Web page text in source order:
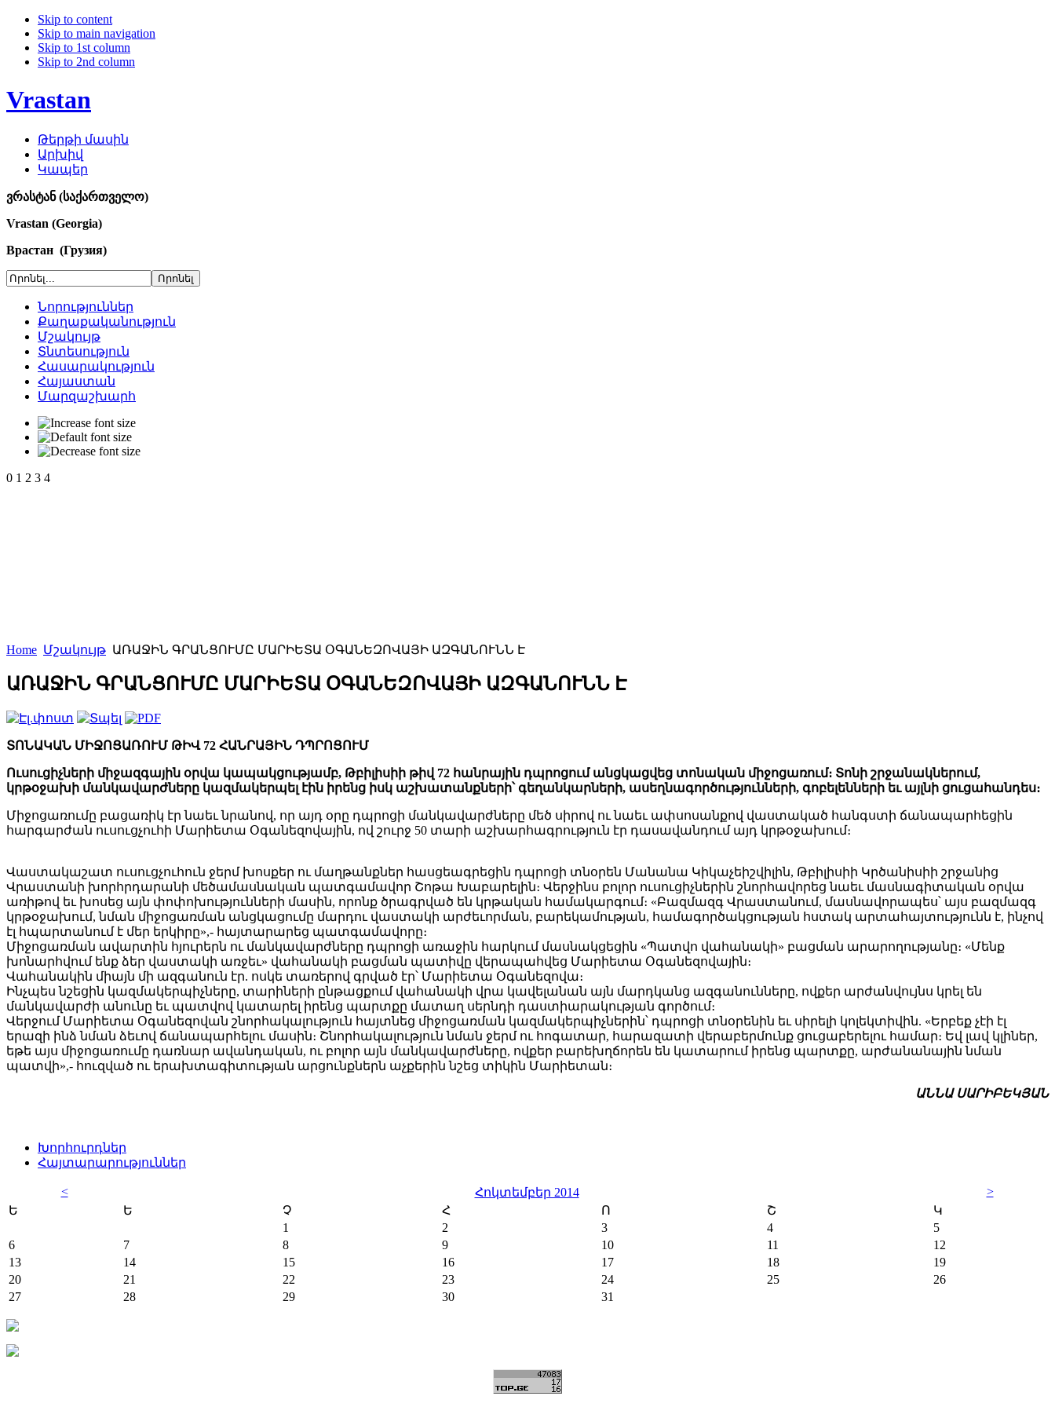
Skip to content
Skip to main navigation
Skip to 1st column
Skip to 2nd column
Vrastan
Թերթի մասին
Արխիվ
Կապեր
ვრასტან (საქართველო)
Vrastan (Georgia)
Врастан (Грузия)
Նորություններ
Քաղաքականություն
Մշակույթ
Տնտեսություն
Հասարակություն
Հայաստան
Մարզաշխարհ
0 1 2 3 4
Home Մշակույթ ԱՌԱՋԻՆ ԳՐԱՆՑՈՒՄԸ ՄԱՐԻԵՏԱ ՕԳԱՆԵԶՈՎԱՅԻ ԱԶԳԱՆՈՒՆՆ Է
ԱՌԱՋԻՆ ԳՐԱՆՑՈՒՄԸ ՄԱՐԻԵՏԱ ՕԳԱՆԵԶՈՎԱՅԻ ԱԶԳԱՆՈՒՆՆ Է
ՏՈՆԱԿԱՆ ՄԻՋՈՑԱՌՈՒՄ ԹԻՎ 72 ՀԱՆՐԱՅԻՆ ԴՊՐՈՑՈՒՄ
Ուսուցիչների միջազգային օրվա կապակցությամբ, Թբիլիսիի թիվ 72 հանրային դպրոցում անցկացվեց տոնական միջոցառում։ Տոնի շրջանակներում,
կրթօջախի մանկավարժները կազմակերպել էին իրենց իսկ աշխատանքների՝ գեղանկարների, ասեղնագործությունների, գոբելենների եւ այլնի ցուցահանդես։
Միջոցառումը բացառիկ էր նաեւ նրանով, որ այդ օրը դպրոցի մանկավարժները մեծ սիրով ու նաեւ ափսոսանքով վաստակած հանգստի ճանապարհեցին
հարգարժան ուսուցչուհի Մարիետա Օգանեզովային, ով շուրջ 50 տարի աշխարհագրություն էր դասավանդում այդ կրթօջախում։
Վաստակաշատ ուսուցչուհուն ջերմ խոսքեր ու մաղթանքներ հասցեագրեցին դպրոցի տնօրեն Մանանա Կիկաչեիշվիլին, Թբիլիսիի Կրծանիսիի շրջանից
Վրաստանի խորհրդարանի մեծամասնական պատգամավոր Շոթա Խաբարելին։ Վերջինս բոլոր ուսուցիչներին շնորհավորեց նաեւ մասնագիտական օրվա
առիթով եւ խոսեց այն փոփոխությունների մասին, որոնք ծրագրված են կրթական համակարգում։ «Բազմազգ Վրաստանում, մասնավորապես՝ այս բազմազգ
կրթօջախում, նման միջոցառման անցկացումը մարդու վաստակի արժեւորման, բարեկամության, համագործակցության հստակ արտահայտությունն է, ինչով
էլ հպարտանում է մեր երկիրը»,- հայտարարեց պատգամավորը։
Միջոցառման ավարտին հյուրերն ու մանկավարժները դպրոցի առաջին հարկում մասնակցեցին «Պատվո վահանակի» բացման արարողությանը։ «Մենք
խոնարհվում ենք ձեր վաստակի առջեւ» վահանակի բացման պատիվը վերապահվեց Մարիետա Օգանեզովային։
Վահանակին միայն մի ազգանուն էր. ոսկե տառերով գրված էր՝ Մարիետա Օգանեզովա։
Ինչպես նշեցին կազմակերպիչները, տարիների ընթացքում վահանակի վրա կավելանան այն մարդկանց ազգանունները, ովքեր արժանվույնս կրել են
մանկավարժի անունը եւ պատվով կատարել իրենց պարտքը մատաղ սերնդի դաստիարակության գործում։
Վերջում Մարիետա Օգանեզովան շնորհակալություն հայտնեց միջոցառման կազմակերպիչներին՝ դպրոցի տնօրենին եւ սիրելի կոլեկտիվին. «Երբեք չէի էլ
երազի ինձ նման ձեւով ճանապարհելու մասին։ Շնորհակալություն նման ջերմ ու հոգատար, հարազատի վերաբերմունք ցուցաբերելու համար։ Եվ լավ կլիներ,
եթե այս միջոցառումը դառնար ավանդական, ու բոլոր այն մանկավարժները, ովքեր բարեխղճորեն են կատարում իրենց պարտքը, արժանանային նման
պատվի»,- հուզված ու երախտագիտության արցունքներն աչքերին նշեց տիկին Մարիետան։
ԱՆՆԱ ՍԱՐԻԲԵԿՅԱՆ
Խորհուրդներ
Հայտարարություններ
< Հոկտեմբեր 2014
>
Ե
Ե Չ Հ Ո Շ
Կ
1
2 3 4
5
6
7 8 9 10 11
12
13
14 15 16 17 18
19
20
21 22 23 24 25
26
27
28 29 30 31